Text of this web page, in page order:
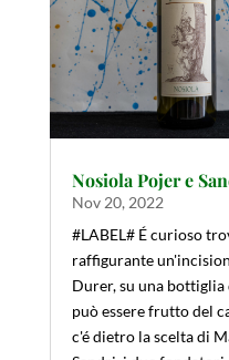
Nosiola Pojer e
Nov 20, 2022
#LABEL# É curioso
raffigurante
Durer, su una
può essere frutto del
c'é dietro la scelta di